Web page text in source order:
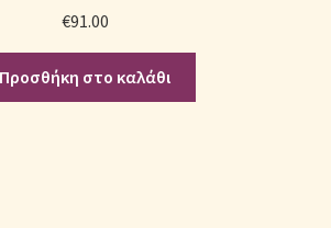
€91.00
Προσθήκη στο καλάθι